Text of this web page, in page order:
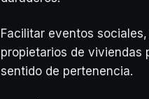
Facilitar eventos
propietarios de viviendas
sentido de pertenencia.